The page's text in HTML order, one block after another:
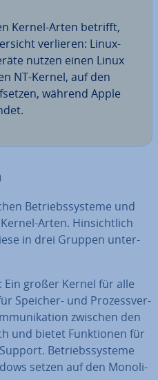
Kernel-Arten betrifft,
verlieren: Linux-
nutzen einen Linux
NT-Kernel, auf den
während Apple
Be­triebs­sys­te­me und
Arten. Hin­sicht­lich
in drei Gruppen un­ter­
: Ein großer Kernel für alle
Speicher- und Pro­zess­ver­
zwischen den
und bietet Funk­tio­nen für
Be­triebs­sys­te­me
setzen auf den Mo­no­li­